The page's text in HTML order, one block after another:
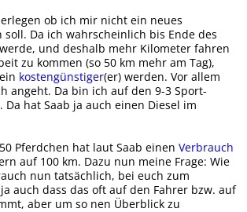
ob ich mir nicht ein neues
soll. Da ich wahrscheinlich bis Ende des
und deshalb mehr Kilometer fahren
zu kommen (so 50 km mehr am Tag),
kostengünstiger(er) werden. Vor allem
angeht. Da bin ich auf den 9-3 Sport-
Da hat Saab ja auch einen Diesel im
Pferdchen hat laut Saab einen Verbrauch
auf 100 km. Dazu nun meine Frage: Wie
nun tatsächlich, bei euch zum
auch dass das oft auf den Fahrer bzw. auf
aber um so nen Überblick zu